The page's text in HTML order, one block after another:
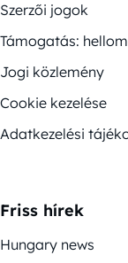
Szerzői jogok
Támogatás:
Jogi közlemény
Cookie kezelése
Adatkezelési
Friss hírek
Hungary news